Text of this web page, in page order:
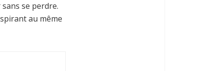
se perdre.
au même